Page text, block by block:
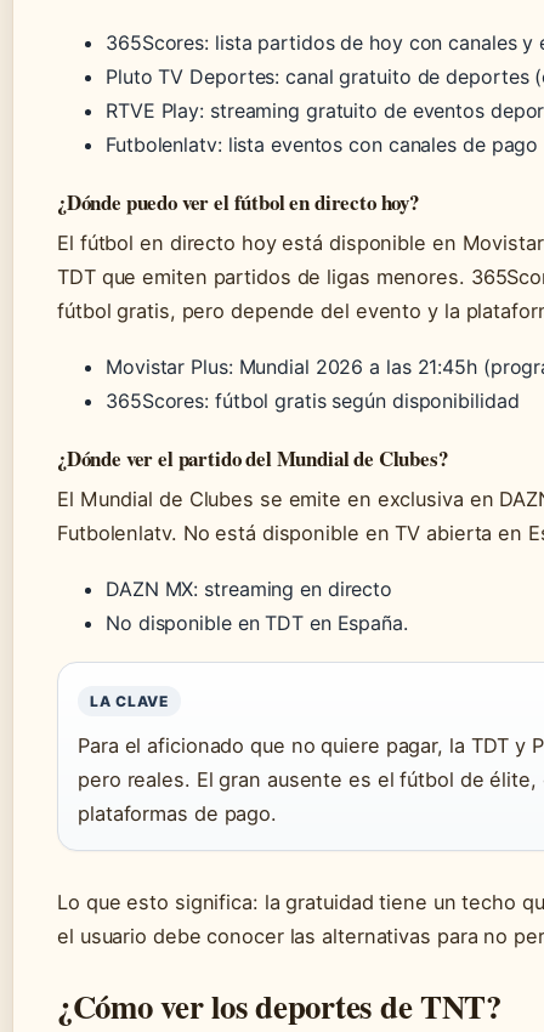
365Scores: lista partidos de hoy con canales y
Pluto TV Deportes: canal gratuito de deportes
RTVE Play: streaming gratuito de eventos
Futbolenlatv: lista eventos con canales de
¿Dónde puedo ver el fútbol en directo hoy?
El fútbol en directo hoy está disponible en
TDT que emiten partidos de ligas menores.
fútbol gratis, pero depende del evento y la
Movistar Plus: Mundial 2026 a las 21:45h
365Scores: fútbol gratis según disponibilidad
¿Dónde ver el partido del Mundial de Clubes?
El Mundial de Clubes se emite en exclusiva en
Futbolenlatv. No está disponible en TV abierta en
DAZN MX: streaming en directo
No disponible en TDT en España.
LA CLAVE
Para el aficionado que no quiere pagar, la TDT y
pero reales. El gran ausente es el fútbol de
plataformas de pago.
Lo que esto significa: la gratuidad tiene un techo
el usuario debe conocer las alternativas para no
¿Cómo ver los deportes de TNT?